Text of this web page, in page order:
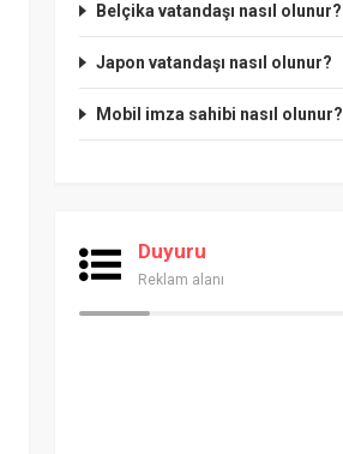
Belçika vatandaşı nasıl olunur?
Japon vatandaşı nasıl olunur?
Mobil imza sahibi nasıl olunur?
Duyuru
Reklam alanı